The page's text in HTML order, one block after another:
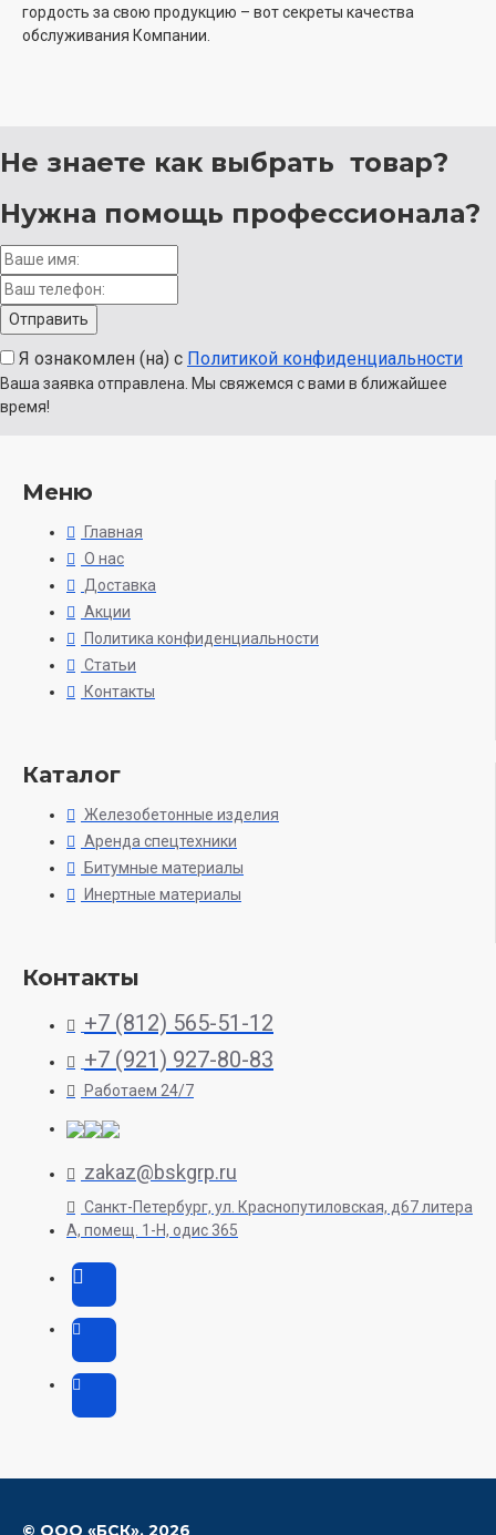
гордость за свою продукцию – вот секреты качества
обслуживания Компании.
Не знаете как выбрать товар?
Нужна помощь профессионала?
Я ознакомлен (на) с Политикой конфиденциальности
Ваша заявка отправлена. Мы свяжемся с вами в ближайшее
время!
Меню
Главная
О нас
Доставка
Акции
Политика конфиденциальности
Статьи
Контакты
Каталог
Железобетонные изделия
Аренда спецтехники
Битумные материалы
Инертные материалы
Контакты
+7 (812) 565-51-12
+7 (921) 927-80-83
Работаем 24/7
zakaz@bskgrp.ru
Санкт-Петербург, ул. Краснопутиловская, д67 литера
А, помещ. 1-H, одис 365
© ООО «БСК», 2026